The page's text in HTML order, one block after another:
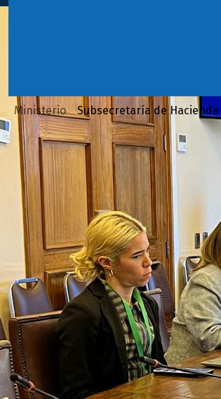
Ministerio Subsecretaría de Hacienda